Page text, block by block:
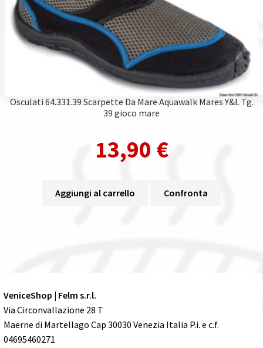
Osculati 64.331.39 Scarpette Da Mare Aquawalk Mares Y&L Tg.
39 gioco mare
13,90 €
Aggiungi al carrello Confronta
VeniceShop | Felm s.r.l.
Via Circonvallazione 28 T
Maerne di Martellago Cap 30030 Venezia Italia P.i. e c.f.
04695460271